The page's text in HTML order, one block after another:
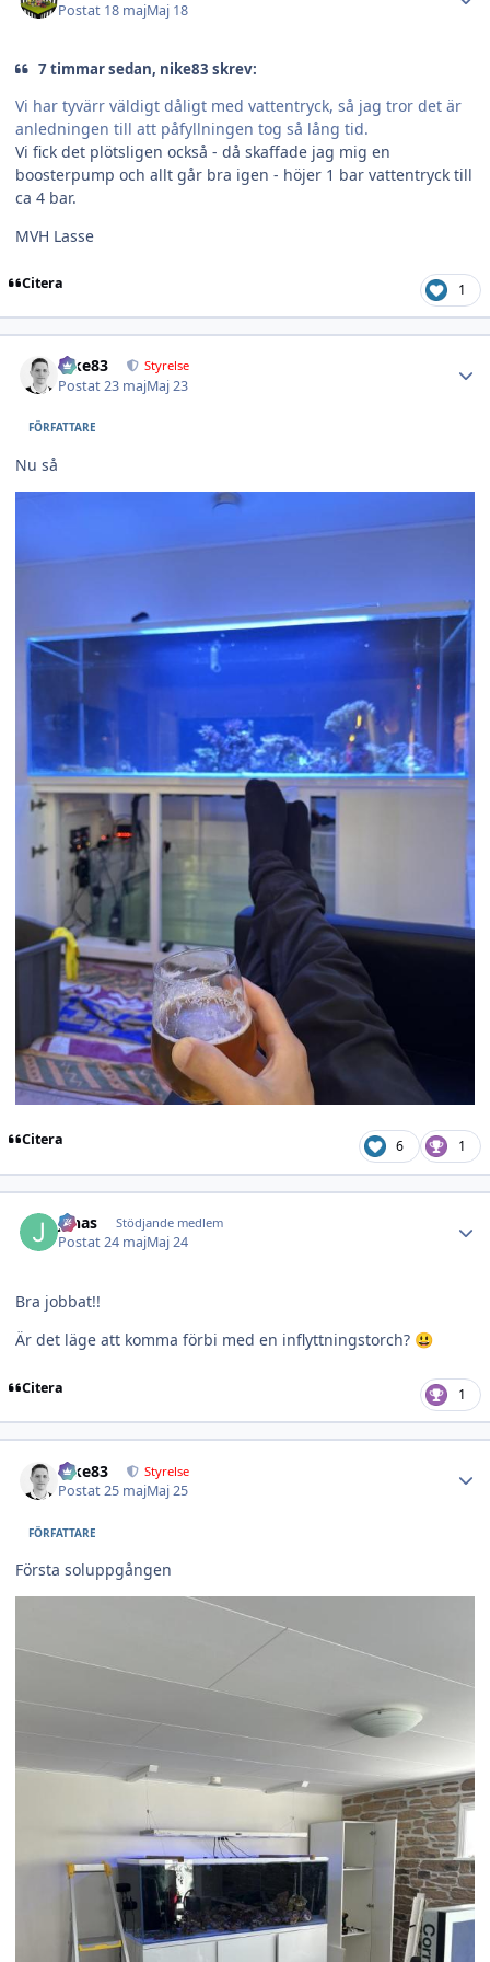
Postat 18 majMaj 18
7 timmar sedan, nike83 skrev:
Vi har tyvärr väldigt dåligt med vattentryck, så jag tror det är
anledningen till att påfyllningen tog så lång tid.
Vi fick det plötsligen också - då skaffade jag mig en
boosterpump och allt går bra igen - höjer 1 bar vattentryck till
ca 4 bar.
MVH Lasse
Citera 1
nike83 Styrelse
Postat23 majMaj 23
FÖRFATTARE
Nu så
Citera 6 1
j0nas Stödjande medlem
Postat24 majMaj 24
Bra jobbat!!
Är det läge att komma förbi med en inflyttningstorch? 😃
Citera 1
nike83 Styrelse
Postat25 majMaj 25
FÖRFATTARE
Första soluppgången